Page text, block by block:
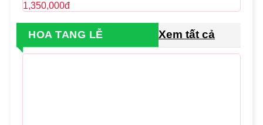
1,350,000đ
HOA TANG LỄ Xem tất cả